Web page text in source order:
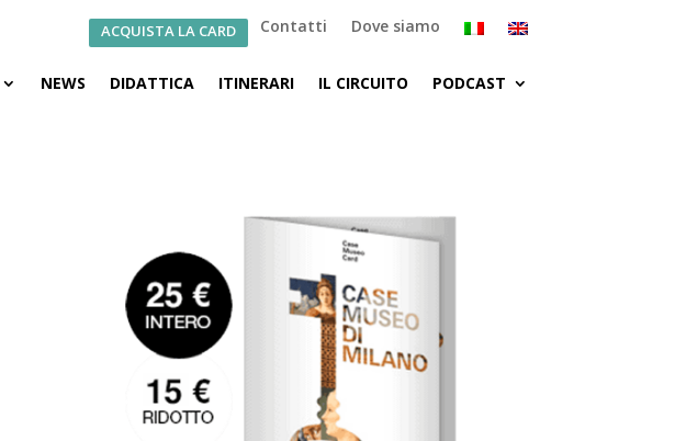
ACQUISTA LA CARD Contatti Dove siamo
NEWS DIDATTICA ITINERARI IL CIRCUITO PODCAST